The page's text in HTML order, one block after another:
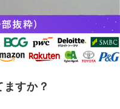
すか？